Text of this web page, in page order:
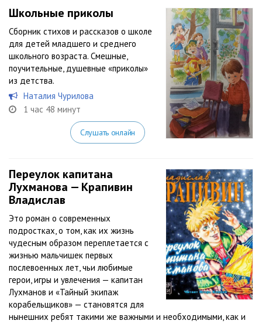
Школьные приколы
Сборник стихов и рассказов о школе
для детей младшего и среднего
школьного возраста. Смешные,
поучительные, душевные «приколы»
из детства.
Наталия Чурилова
1 час 48 минут
Слушать онлайн
Переулок капитана
Лухманова — Крапивин
Владислав
Это роман о современных
подростках, о том, как их жизнь
чудесным образом переплетается с
жизнью мальчишек первых
послевоенных лет, чьи любимые
герои, игры и увлечения — капитан
Лухманов и «Тайный экипаж
корабельщиков» — становятся для
нынешних ребят такими же важными и необходимыми, как и